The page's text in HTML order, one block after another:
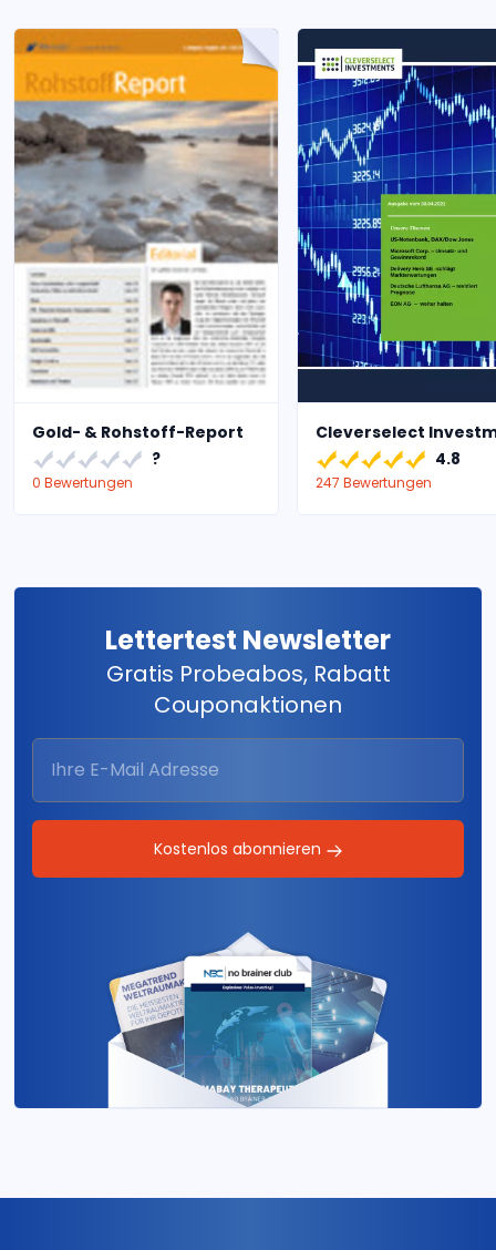
Gold- & Rohstoff-Report
?
0 Bewertungen
Cleverselect
4.8
247 Bewertungen
Lettertest Newsletter
Gratis Probeabos, Rabatt
Couponaktionen
Kostenlos abonnieren